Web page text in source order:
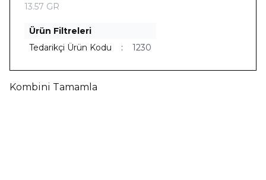
13.57 GR
Ürün Filtreleri
Tedarikçi Ürün Kodu
: 1230
Kombini Tamamla